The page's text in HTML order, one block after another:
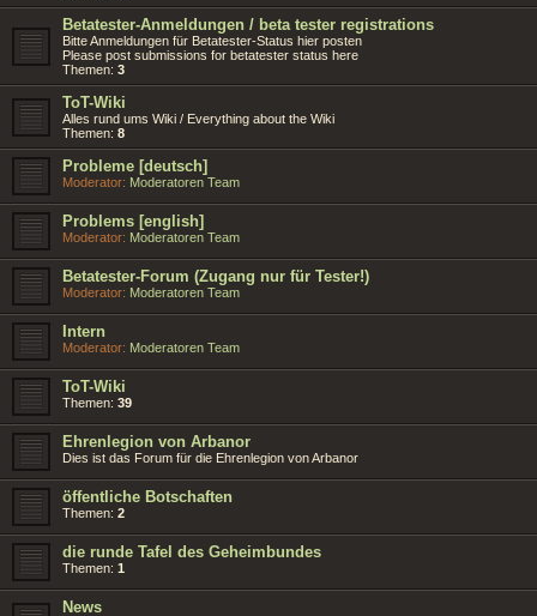
Betatester-Anmeldungen / beta tester registrations
Bitte Anmeldungen für Betatester-Status hier posten
Please post submissions for betatester status here
Themen: 3
ToT-Wiki
Alles rund ums Wiki / Everything about the Wiki
Themen: 8
Probleme [deutsch]
Moderator: Moderatoren Team
Problems [english]
Moderator: Moderatoren Team
Betatester-Forum (Zugang nur für Tester!)
Moderator: Moderatoren Team
Intern
Moderator: Moderatoren Team
ToT-Wiki
Themen: 39
Ehrenlegion von Arbanor
Dies ist das Forum für die Ehrenlegion von Arbanor
öffentliche Botschaften
Themen: 2
die runde Tafel des Geheimbundes
Themen: 1
News